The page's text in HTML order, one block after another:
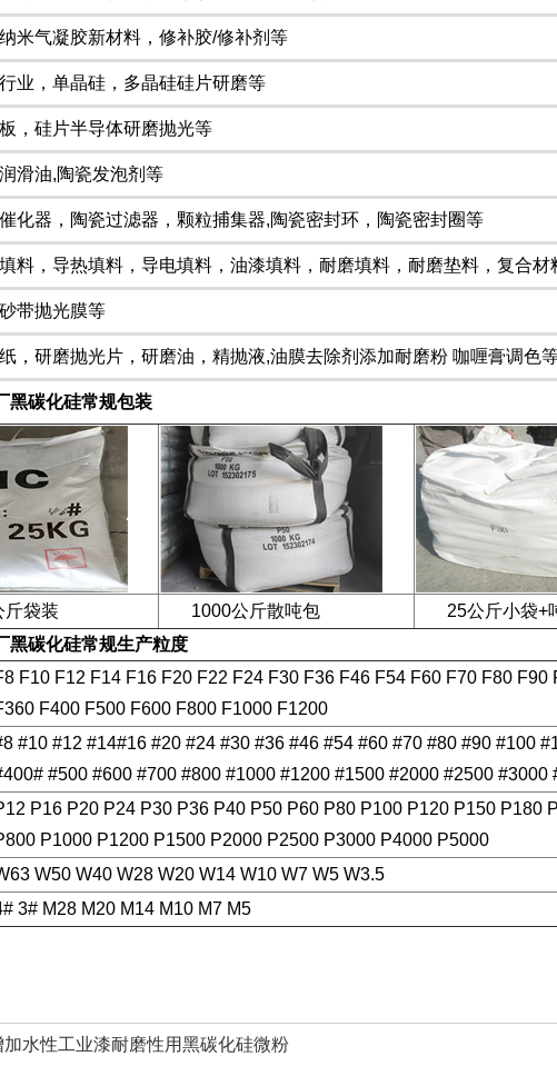
米气凝胶新材料，修补胶/修补剂等
业，单晶硅，多晶硅硅片研磨等
，硅片半导体研磨抛光等
滑油,陶瓷发泡剂等
化器，陶瓷过滤器，颗粒捕集器,陶瓷密封环，陶瓷密封圈等
料，导热填料，导电填料，油漆填料，耐磨填料，耐磨垫料，复合
带抛光膜等
，研磨抛光片，研磨油，精抛液,油膜去除剂添加耐磨粉 咖喱膏调色
黑碳化硅常规包装
装 1000公斤散吨包 25公斤小袋+
黑碳化硅常规生产粒度
F10 F12 F14 F16 F20 F22 F24 F30 F36 F46 F54 F60 F70 F80
F400 F500 F600 F800 F1000 F1200
#10 #12 #14#16 #20 #24 #30 #36 #46 #54 #60 #70 #80 #90 #100
#500 #600 #700 #800 #1000 #1200 #1500 #2000 #2500 #3000
P16 P20 P24 P30 P36 P40 P50 P60 P80 P100 P120 P150 P180
P1000 P1200 P1500 P2000 P2500 P3000 P4000 P5000
W50 W40 W28 W20 W14 W10 W7 W5 W3.5
3# M28 M20 M14 M10 M7 M5
加水性工业漆耐磨性用黑碳化硅微粉